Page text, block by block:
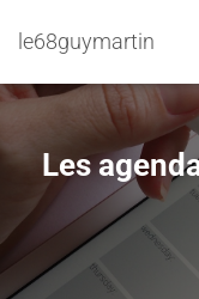
le68guymartin
Les